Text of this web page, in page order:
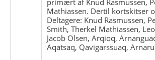
Mathiassen. Dertil kortskitser
Deltagere: Knud Rasmussen,
Smith, Therkel Mathiassen,
Jacob Olsen, Arqioq,
Aqatsaq, Qavigarssuaq,